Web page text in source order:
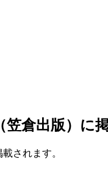
倉出版）に掲
されます。